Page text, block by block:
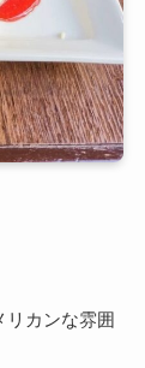
リカンな雰囲